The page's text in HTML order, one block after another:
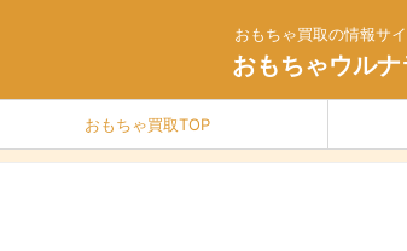
おもちゃ買取の情報サイ
おもちゃウルナ
おもちゃ買取TOP